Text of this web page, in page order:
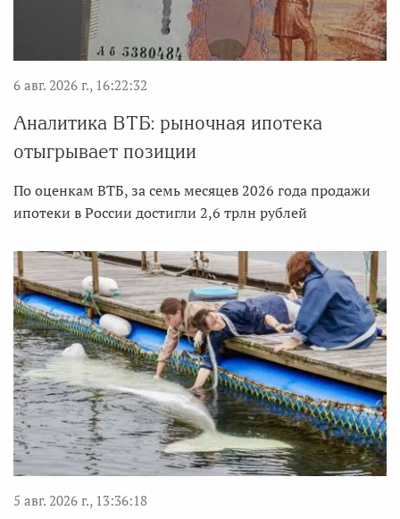
6 авг. 2026 г., 16:22:32
Аналитика ВТБ: рыночная ипотека
отыгрывает позиции
По оценкам ВТБ, за семь месяцев 2026 года продажи
ипотеки в России достигли 2,6 трлн рублей
5 авг. 2026 г., 13:36:18